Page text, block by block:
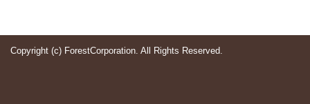
Copyright (c) ForestCorporation. All Rights Reserved.